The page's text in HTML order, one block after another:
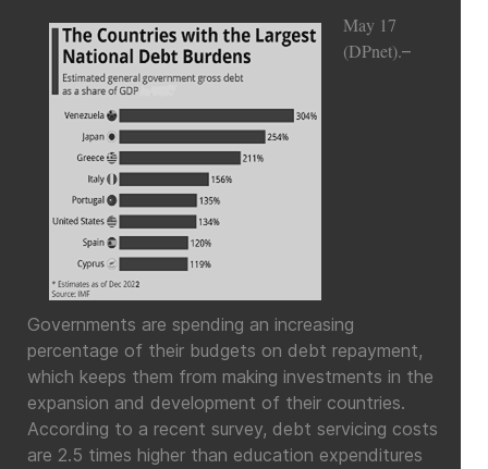
May 17
(DPnet).–
Governments are spending an increasing
percentage of their budgets on debt repayment,
which keeps them from making investments in the
expansion and development of their countries.
According to a recent survey, debt servicing costs
are 2.5 times higher than education expenditures